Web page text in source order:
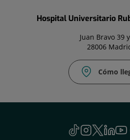
Hospital Universitario
Juan Bravo 39
28006
Cómo
TikTok
EsteInstagram
EsteTwitter
Enlace
EsteEste